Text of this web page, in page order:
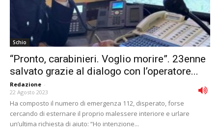
Schio
“Pronto, carabinieri. Voglio morire”. 23enne
salvato grazie al dialogo con l’operatore...
Redazione -
22 Agosto 2023
Ha composto il numero di emergenza 112, disperato, forse
cercando di esternare il proprio malessere interiore e urlare
un’ultima richiesta di aiuto: “Ho intenzione...